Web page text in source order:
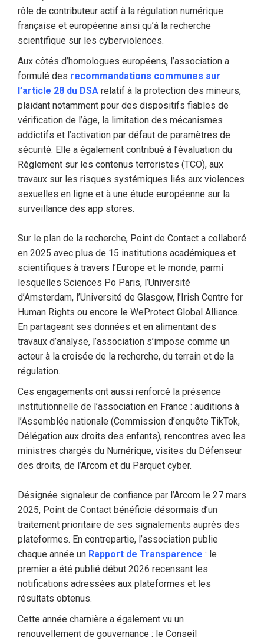
rôle de contributeur actif à la régulation numérique
française et européenne ainsi qu’à la recherche
scientifique sur les cyberviolences.
Aux côtés d’homologues européens, l’association a
formulé des recommandations communes sur
l’article 28 du DSA relatif à la protection des mineurs,
plaidant notamment pour des dispositifs fiables de
vérification de l’âge, la limitation des mécanismes
addictifs et l’activation par défaut de paramètres de
sécurité. Elle a également contribué à l’évaluation du
Règlement sur les contenus terroristes (TCO), aux
travaux sur les risques systémiques liés aux violences
sexuelles en ligne et à une étude européenne sur la
surveillance des app stores.
Sur le plan de la recherche, Point de Contact a collaboré
en 2025 avec plus de 15 institutions académiques et
scientifiques à travers l’Europe et le monde, parmi
lesquelles Sciences Po Paris, l’Université
d’Amsterdam, l’Université de Glasgow, l’Irish Centre for
Human Rights ou encore le WeProtect Global Alliance.
En partageant ses données et en alimentant des
travaux d’analyse, l’association s’impose comme un
acteur à la croisée de la recherche, du terrain et de la
régulation.
Ces engagements ont aussi renforcé la présence
institutionnelle de l’association en France : auditions à
l’Assemblée nationale (Commission d’enquête TikTok,
Délégation aux droits des enfants), rencontres avec les
ministres chargés du Numérique, visites du Défenseur
des droits, de l’Arcom et du Parquet cyber.
Désignée signaleur de confiance par l’Arcom le 27 mars
2025, Point de Contact bénéficie désormais d’un
traitement prioritaire de ses signalements auprès des
plateformes. En contrepartie, l’association publie
chaque année un Rapport de Transparence : le
premier a été publié début 2026 recensant les
notifications adressées aux plateformes et les
résultats obtenus.
Cette année charnière a également vu un
renouvellement de gouvernance : le Conseil